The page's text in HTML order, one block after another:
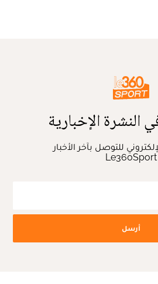
النشرة الإخبارية
للتوصل بآخر الأخبار
Le360Sport
أرسل